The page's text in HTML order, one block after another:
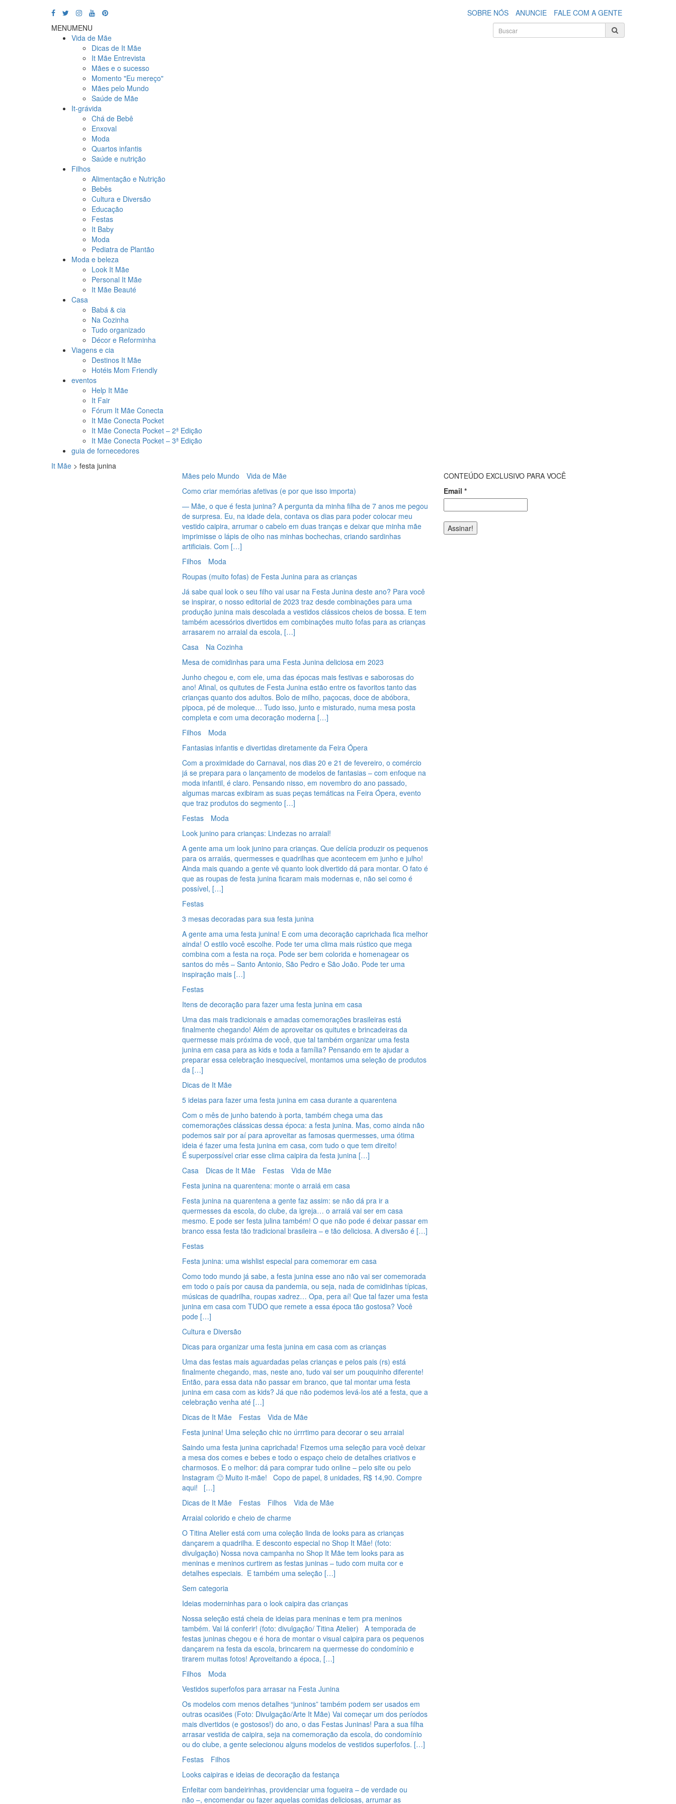
SOBRE NÓS ANUNCIE
FALE COM A GENTE
MENUMENU
Vida de Mãe
Dicas de It Mãe
It Mãe Entrevista
Mães e o sucesso
Momento "Eu mereço"
Mães pelo Mundo
Saúde de Mãe
It-grávida
Chá de Bebê
Enxoval
Moda
Quartos infantis
Saúde e nutrição
Filhos
Alimentação e Nutrição
Bebês
Cultura e Diversão
Educação
Festas
It Baby
Moda
Pediatra de Plantão
Moda e beleza
Look It Mãe
Personal It Mãe
It Mãe Beauté
Casa
Babá & cia
Na Cozinha
Tudo organizado
Décor e Reforminha
Viagens e cia
Destinos It Mãe
Hotéis Mom Friendly
eventos
Help It Mãe
It Fair
Fórum It Mãe Conecta
It Mãe Conecta Pocket
It Mãe Conecta Pocket – 2ª Edição
It Mãe Conecta Pocket – 3ª Edição
guia de fornecedores
It Mãe > festa junina
Mães pelo Mundo
Vida de Mãe
Como criar memórias afetivas (e por que isso importa)
— Mãe, o que é festa junina? A pergunta da minha filha de 7 anos me pegou
de surpresa. Eu, na idade dela, contava os dias para poder colocar meu
vestido caipira, arrumar o cabelo em duas tranças e deixar que minha mãe
imprimisse o lápis de olho nas minhas bochechas, criando sardinhas
artificiais. Com […]
Filhos
Moda
Roupas (muito fofas) de Festa Junina para as crianças
Já sabe qual look o seu filho vai usar na Festa Junina deste ano? Para você
se inspirar, o nosso editorial de 2023 traz desde combinações para uma
produção junina mais descolada a vestidos clássicos cheios de bossa. E tem
também acessórios divertidos em combinações muito fofas para as crianças
arrasarem no arraial da escola, […]
Casa
Na Cozinha
Mesa de comidinhas para uma Festa Junina deliciosa em 2023
Junho chegou e, com ele, uma das épocas mais festivas e saborosas do
ano! Afinal, os quitutes de Festa Junina estão entre os favoritos tanto das
crianças quanto dos adultos. Bolo de milho, paçocas, doce de abóbora,
pipoca, pé de moleque… Tudo isso, junto e misturado, numa mesa posta
completa e com uma decoração moderna […]
Filhos
Moda
Fantasias infantis e divertidas diretamente da Feira Ópera
Com a proximidade do Carnaval, nos dias 20 e 21 de fevereiro, o comércio
já se prepara para o lançamento de modelos de fantasias – com enfoque na
moda infantil, é claro. Pensando nisso, em novembro do ano passado,
algumas marcas exibiram as suas peças temáticas na Feira Ópera, evento
que traz produtos do segmento […]
Festas
Moda
Look junino para crianças: Lindezas no arraial!
A gente ama um look junino para crianças. Que delícia produzir os pequenos
para os arraiás, quermesses e quadrilhas que acontecem em junho e julho!
Ainda mais quando a gente vê quanto look divertido dá para montar. O fato é
que as roupas de festa junina ficaram mais modernas e, não sei como é
possível, […]
Festas
3 mesas decoradas para sua festa junina
A gente ama uma festa junina! E com uma decoração caprichada fica melhor
ainda! O estilo você escolhe. Pode ter uma clima mais rústico que mega
combina com a festa na roça. Pode ser bem colorida e homenagear os
santos do mês – Santo Antonio, São Pedro e São João. Pode ter uma
inspiração mais […]
Festas
Itens de decoração para fazer uma festa junina em casa
Uma das mais tradicionais e amadas comemorações brasileiras está
finalmente chegando! Além de aproveitar os quitutes e brincadeiras da
quermesse mais próxima de você, que tal também organizar uma festa
junina em casa para as kids e toda a família? Pensando em te ajudar a
preparar essa celebração inesquecível, montamos uma seleção de produtos
da […]
Dicas de It Mãe
5 ideias para fazer uma festa junina em casa durante a quarentena
Com o mês de junho batendo à porta, também chega uma das
comemorações clássicas dessa época: a festa junina. Mas, como ainda não
podemos sair por aí para aproveitar as famosas quermesses, uma ótima
ideia é fazer uma festa junina em casa, com tudo o que tem direito!
É superpossível criar esse clima caipira da festa junina […]
Casa
Dicas de It Mãe Festas
Vida de Mãe
Festa junina na quarentena: monte o arraiá em casa
Festa junina na quarentena a gente faz assim: se não dá pra ir a
quermesses da escola, do clube, da igreja… o arraiá vai ser em casa
mesmo. E pode ser festa julina também! O que não pode é deixar passar em
branco essa festa tão tradicional brasileira – e tão deliciosa. A diversão é […]
Festas
Festa junina: uma wishlist especial para comemorar em casa
Como todo mundo já sabe, a festa junina esse ano não vai ser comemorada
em todo o país por causa da pandemia, ou seja, nada de comidinhas típicas,
músicas de quadrilha, roupas xadrez… Opa, pera aí! Que tal fazer uma festa
junina em casa com TUDO que remete a essa época tão gostosa? Você
pode […]
Cultura e Diversão
Dicas para organizar uma festa junina em casa com as crianças
Uma das festas mais aguardadas pelas crianças e pelos pais (rs) está
finalmente chegando, mas, neste ano, tudo vai ser um pouquinho diferente!
Então, para essa data não passar em branco, que tal montar uma festa
junina em casa com as kids? Já que não podemos levá-los até a festa, que a
celebração venha até […]
Dicas de It Mãe
Festas
Vida de Mãe
Festa junina! Uma seleção chic no úrrrtimo para decorar o seu arraial
Saindo uma festa junina caprichada! Fizemos uma seleção para você deixar
a mesa dos comes e bebes e todo o espaço cheio de detalhes criativos e
charmosos. E o melhor: dá para comprar tudo online – pelo site ou pelo
Instagram 🙂 Muito it-mãe! Copo de papel, 8 unidades, R$ 14,90. Compre
aqui! […]
Dicas de It Mãe
Festas Filhos
Vida de Mãe
Arraial colorido e cheio de charme
O Titina Atelier está com uma coleção linda de looks para as crianças
dançarem a quadrilha. E desconto especial no Shop It Mãe! (foto:
divulgação) Nossa nova campanha no Shop It Mãe tem looks para as
meninas e meninos curtirem as festas juninas – tudo com muita cor e
detalhes especiais. E também uma seleção […]
Sem categoria
Ideias moderninhas para o look caipira das crianças
Nossa seleção está cheia de ideias para meninas e tem pra meninos
também. Vai lá conferir! (foto: divulgação/ Titina Atelier) A temporada de
festas juninas chegou e é hora de montar o visual caipira para os pequenos
dançarem na festa da escola, brincarem na quermesse do condomínio e
tirarem muitas fotos! Aproveitando a época, […]
Filhos
Moda
Vestidos superfofos para arrasar na Festa Junina
Os modelos com menos detalhes “juninos” também podem ser usados em
outras ocasiões (Foto: Divulgação/Arte It Mãe) Vai começar um dos períodos
mais divertidos (e gostosos!) do ano, o das Festas Juninas! Para a sua filha
arrasar vestida de caipira, seja na comemoração da escola, do condomínio
ou do clube, a gente selecionou alguns modelos de vestidos superfofos. […]
Festas
Filhos
Looks caipiras e ideias de decoração da festança
Enfeitar com bandeirinhas, providenciar uma fogueira – de verdade ou
não –, encomendar ou fazer aquelas comidas deliciosas, arrumar as
CONTEÚDO EXCLUSIVO PARA VOCÊ
Email *